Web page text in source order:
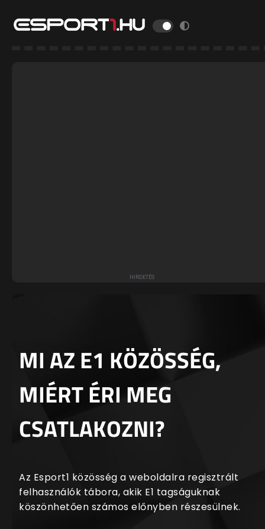
MI AZ E1 KÖZÖSSÉG,
MIÉRT ÉRI MEG
CSATLAKOZNI?
Az Esport1 közösség a weboldalra regisztrált
felhasználók tábora, akik E1 tagságuknak
köszönhetően számos előnyben részesülnek.